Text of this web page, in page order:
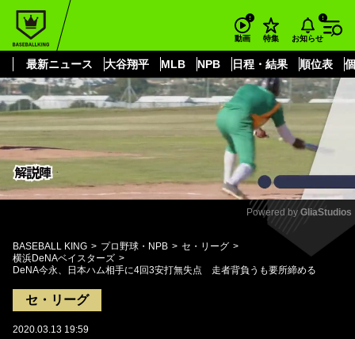
動画 特集 お知らせ
最新ニュース 大谷翔平 MLB NPB 日程・結果 順位表
もっと見る
Mute
Powered by GliaStudios
BASEBALL KING プロ野球・NPB
セ・リーグ
横浜DeNAベイスターズ
DeNA今永、日本ハム相手に4回3安打無失点 走者背負うも要所締める
セ・リーグ
2020.03.13 19:59